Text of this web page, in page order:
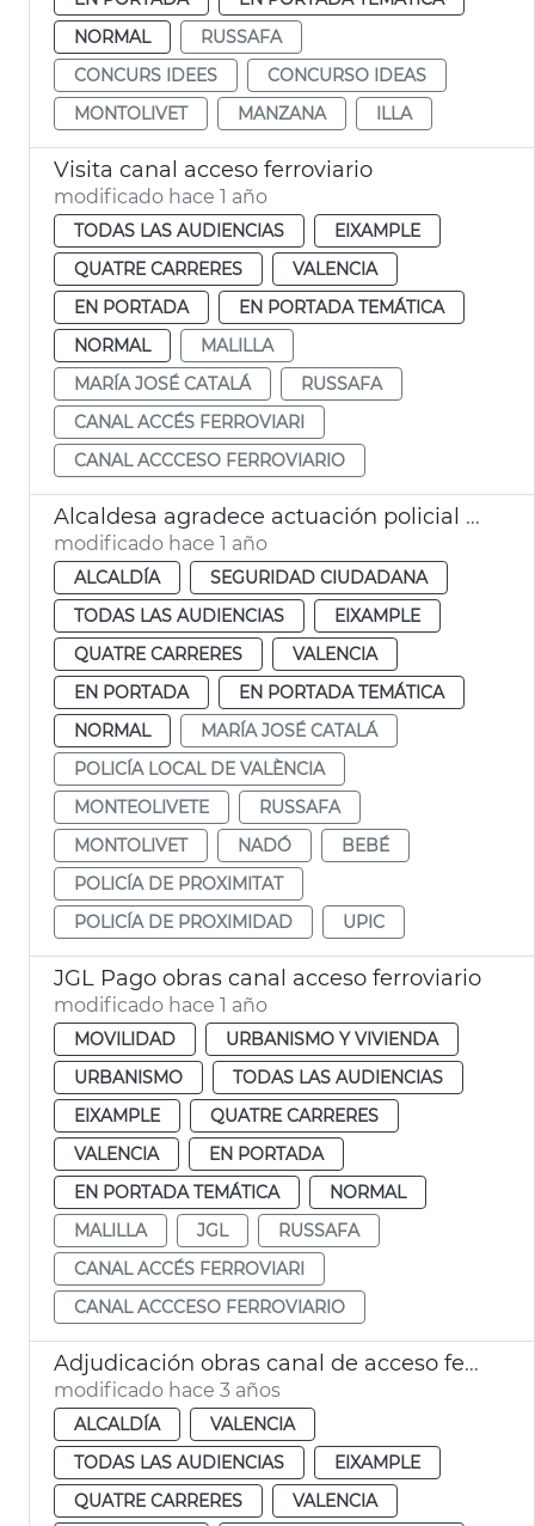
NORMAL
RUSSAFA
CONCURS IDEES
CONCURSO IDEAS
MONTOLIVET
MANZANA ILLA
Visita canal acceso ferroviario
modificado hace 1 año
TODAS LAS AUDIENCIAS
EIXAMPLE
QUATRE CARRERES
VALENCIA
EN PORTADA
EN PORTADA TEMÁTICA
NORMAL
MALILLA
MARÍA JOSÉ CATALÁ
RUSSAFA
CANAL ACCÉS FERROVIARI
CANAL ACCCESO FERROVIARIO
Alcaldesa agradece actuación policial que salva a una recién nacida en Monteolivete
modificado hace 1 año
ALCALDÍA
SEGURIDAD CIUDADANA
TODAS LAS AUDIENCIAS
EIXAMPLE
QUATRE CARRERES
VALENCIA
EN PORTADA
EN PORTADA TEMÁTICA
NORMAL
MARÍA JOSÉ CATALÁ
POLICÍA LOCAL DE VALÈNCIA
MONTEOLIVETE
RUSSAFA
MONTOLIVET
NADÓ
BEBÉ
POLICÍA DE PROXIMITAT
POLICÍA DE PROXIMIDAD
UPIC
JGL Pago obras canal acceso ferroviario
modificado hace 1 año
MOVILIDAD
URBANISMO Y VIVIENDA
URBANISMO
TODAS LAS AUDIENCIAS
EIXAMPLE
QUATRE CARRERES
VALENCIA
EN PORTADA
EN PORTADA TEMÁTICA
NORMAL
MALILLA
JGL
RUSSAFA
CANAL ACCÉS FERROVIARI
CANAL ACCCESO FERROVIARIO
Adjudicación obras canal de acceso ferroviario
modificado hace 3 años
ALCALDÍA
VALENCIA
TODAS LAS AUDIENCIAS
EIXAMPLE
QUATRE CARRERES
VALENCIA